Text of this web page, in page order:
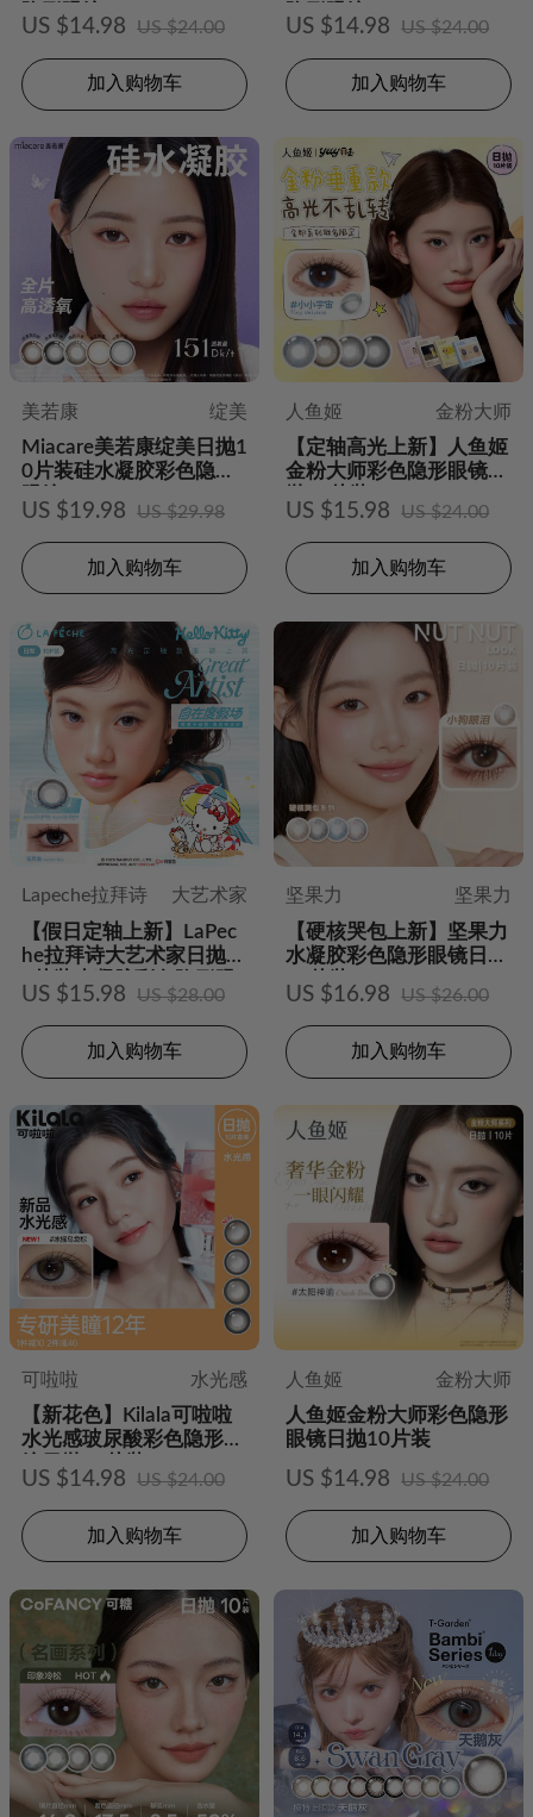
隐形眼镜
US $14.98 US $24.00
加入购物车
隐形眼镜
US $14.98 US $24.00
加入购物车
美若康
绽美
Miacare美若康绽美日抛1
0片装硅水凝胶彩色隐形
US $19.98 US $29.98
加入购物车
人鱼姬
金粉大师
【定轴高光上新】人鱼姬
金粉大师彩色隐形眼镜日
抛10片装
US $15.98 US $24.00
加入购物车
Lapeche拉拜诗
大艺术家
【假日定轴上新】LaPec
he拉拜诗大艺术家日抛1
0片装水凝胶彩色隐形眼
镜
US $15.98 US $28.00
加入购物车
坚果力
坚果力
【硬核哭包上新】坚果力
水凝胶彩色隐形眼镜日抛
10片装
US $16.98 US $26.00
加入购物车
可啦啦
水光感
【新花色】Kilala可啦啦
水光感玻尿酸彩色隐形眼
镜日抛10片装
US $14.98 US $24.00
加入购物车
人鱼姬
金粉大师
人鱼姬金粉大师彩色隐形
眼镜日抛10片装
US $14.98 US $24.00
加入购物车